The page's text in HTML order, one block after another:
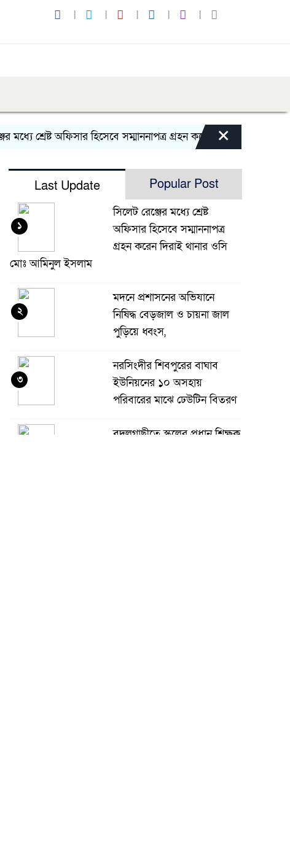
শ্রেষ্ট অফিসার হিসেবে সম্মাননাপত্র গ্রহন করেন দিরাই থানার ওসি
×
Last Update Popular Post
সিলেট রেঞ্জের মধ্যে শ্রেষ্ট
অফিসার হিসেবে সম্মাননাপত্র
গ্রহন করেন দিরাই থানার ওসি
মোঃ আমিনুল ইসলাম
১
মদনে প্রশাসনের অভিযানে
নিষিদ্ধ বেড়জাল ও চায়না জাল
পুড়িয়ে ধ্বংস,
২
নরসিংদীর শিবপুরের বাঘাব
ইউনিয়নের ১০ অসহায়
পরিবারের মাঝে ঢেউটিন বিতরণ
৩
বদলগাছীতে স্কুলের প্রধান শিক্ষক